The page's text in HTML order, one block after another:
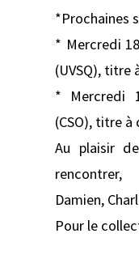
*Prochaines
* Mercredi
(UVSQ), titre
* Mercredi
(CSO), titre
Au plaisir
rencontrer,
Damien,
Pour le